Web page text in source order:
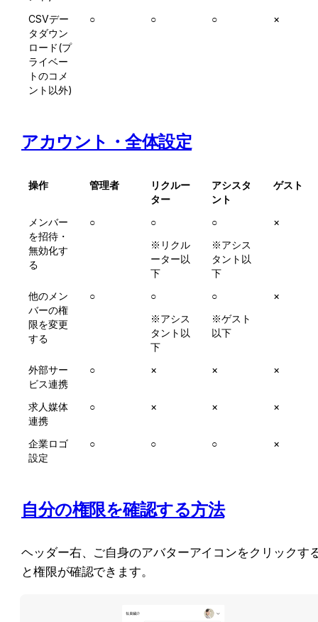
CSVデー
タダウン
ロード(プ
ライベー
トのコメ
ント以外)
○ ○ ○ ×
アカウント・全体設定
操作 管理者
リクルー
ター
アシスタ
ント
ゲスト
メンバー
を招待・
無効化す
る
○
○
※リクル
ーター以
下
○
※アシス
タント以
下
×
他のメン
バーの権
限を変更
する
○
○
※アシス
タント以
下
○
※ゲスト
以下
×
外部サー
ビス連携
○ × × ×
求人媒体
連携
○ × × ×
企業ロゴ
設定
○ ○ ○ ×
自分の権限を確認する方法
ヘッダー右、ご自身のアバターアイコンをクリックす
と権限が確認できます。